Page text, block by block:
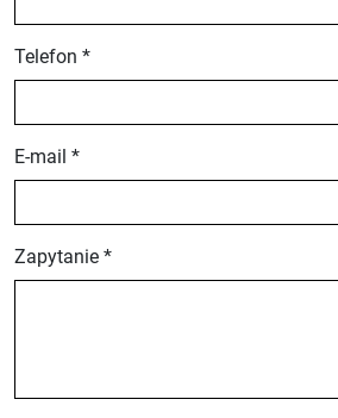
Telefon *
E-mail *
Zapytanie *